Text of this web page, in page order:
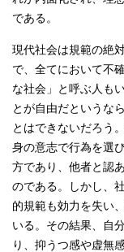
である。
現代社会は規範の絶
で、全てにおいて不
な社会」と呼ぶ人も
とが自由だというな
とはできないだろう
身の意志で行為を選
方であり、他者と認
のである。しかし、
的規範も効力を失い
いる。その結果、自
り、抑うつ感や虚無